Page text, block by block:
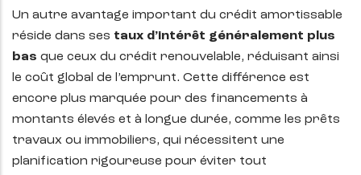
Un autre avantage important du crédit amortissable
réside dans ses taux d’intérêt généralement plus
bas que ceux du crédit renouvelable, réduisant ainsi
le coût global de l’emprunt. Cette différence est
encore plus marquée pour des financements à
montants élevés et à longue durée, comme les prêts
travaux ou immobiliers, qui nécessitent une
planification rigoureuse pour éviter tout